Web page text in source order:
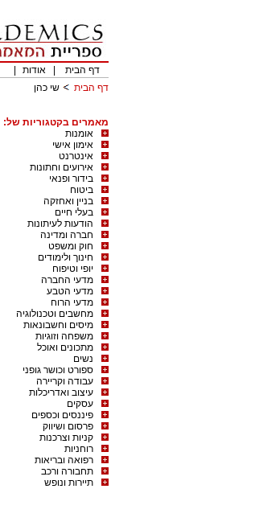
דף הבית
אודות
דף הבית
שי כהן
מאמרים בקטגוריות של:
אומנות
אימון אישי
אינטרנט
אירועים וחתונות
בידור ופנאי
ביטוח
בניין ואחזקה
בעלי חיים
הודעות לעיתונות
חברה ומדינה
חוק ומשפט
חינוך ולימודים
יופי וטיפוח
מדעי החברה
מדעי הטבע
מדעי הרוח
מחשבים וטכנולוגיה
מיסים וחשבונאות
משפחה וזוגיות
מתכונים ואוכל
נשים
ספורט וכושר גופני
עבודה וקריירה
עיצוב ואדריכלות
עסקים
פיננסים וכספים
פרסום ושיווק
קניות וצרכנות
רוחניות
רפואה ובריאות
תחבורה ורכב
תיירות ונופש